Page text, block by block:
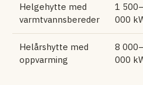
Helgehytte med
varmtvannsbereder
1
000
Helårshytte med
oppvarming
8
000